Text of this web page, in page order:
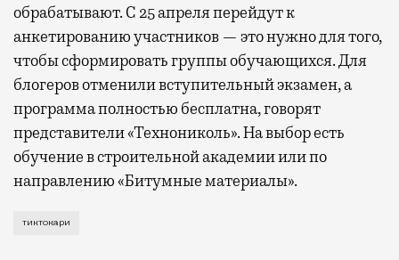
обрабатывают. С 25 апреля перейдут к
анкетированию участников — это нужно для того,
чтобы сформировать группы обучающихся. Для
блогеров отменили вступительный экзамен, а
программа полностью бесплатна, говорят
представители «Технониколь». На выбор есть
обучение в строительной академии или по
направлению «Битумные материалы».
Курс, который запустила платформа
тиктокари